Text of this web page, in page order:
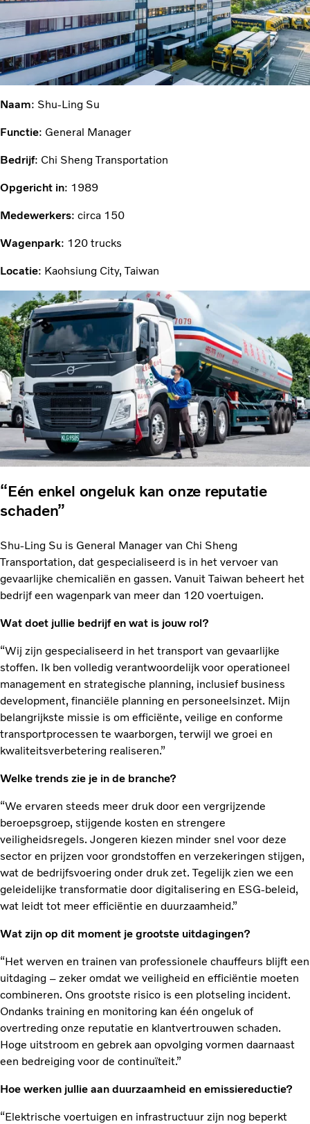
Naam: Shu-Ling Su
Functie: General Manager
Bedrijf: Chi Sheng Transportation
Opgericht in: 1989
Medewerkers: circa 150
Wagenpark: 120 trucks
Locatie: Kaohsiung City, Taiwan
“Eén enkel ongeluk kan onze reputatie
schaden”
Shu-Ling Su is General Manager van Chi Sheng
Transportation, dat gespecialiseerd is in het vervoer van
gevaarlijke chemicaliën en gassen. Vanuit Taiwan beheert het
bedrijf een wagenpark van meer dan 120 voertuigen.
Wat doet jullie bedrijf en wat is jouw rol?
“Wij zijn gespecialiseerd in het transport van gevaarlijke
stoffen. Ik ben volledig verantwoordelijk voor operationeel
management en strategische planning, inclusief business
development, financiële planning en personeelsinzet. Mijn
belangrijkste missie is om efficiënte, veilige en conforme
transportprocessen te waarborgen, terwijl we groei en
kwaliteitsverbetering realiseren.”
Welke trends zie je in de branche?
“We ervaren steeds meer druk door een vergrijzende
beroepsgroep, stijgende kosten en strengere
veiligheidsregels. Jongeren kiezen minder snel voor deze
sector en prijzen voor grondstoffen en verzekeringen stijgen,
wat de bedrijfsvoering onder druk zet. Tegelijk zien we een
geleidelijke transformatie door digitalisering en ESG-beleid,
wat leidt tot meer efficiëntie en duurzaamheid.”
Wat zijn op dit moment je grootste uitdagingen?
“Het werven en trainen van professionele chauffeurs blijft een
uitdaging – zeker omdat we veiligheid en efficiëntie moeten
combineren. Ons grootste risico is een plotseling incident.
Ondanks training en monitoring kan één ongeluk of
overtreding onze reputatie en klantvertrouwen schaden.
Hoge uitstroom en gebrek aan opvolging vormen daarnaast
een bedreiging voor de continuïteit.”
Hoe werken jullie aan duurzaamheid en emissiereductie?
“Elektrische voertuigen en infrastructuur zijn nog beperkt